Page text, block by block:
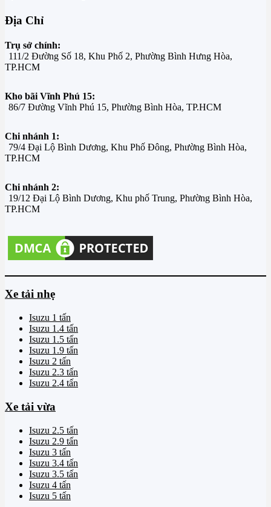
Địa Chỉ
Trụ sở chính:
111/2 Đường Số 18, Khu Phố 2, Phường Bình Hưng Hòa,
TP.HCM
Kho bãi Vĩnh Phú 15:
86/7 Đường Vĩnh Phú 15, Phường Bình Hòa, TP.HCM
Chi nhánh 1:
79/4 Đại Lộ Bình Dương, Khu Phố Đông, Phường Bình Hòa,
TP.HCM
Chi nhánh 2:
19/12 Đại Lộ Bình Dương, Khu phố Trung, Phường Bình Hòa,
TP.HCM
Xe tải nhẹ
Isuzu 1 tấn
Isuzu 1.4 tấn
Isuzu 1.5 tấn
Isuzu 1.9 tấn
Isuzu 2 tấn
Isuzu 2.3 tấn
Isuzu 2.4 tấn
Xe tải vừa
Isuzu 2.5 tấn
Isuzu 2.9 tấn
Isuzu 3 tấn
Isuzu 3.4 tấn
Isuzu 3.5 tấn
Isuzu 4 tấn
Isuzu 5 tấn